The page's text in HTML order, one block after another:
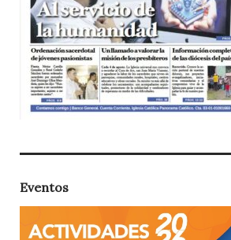
Eventos